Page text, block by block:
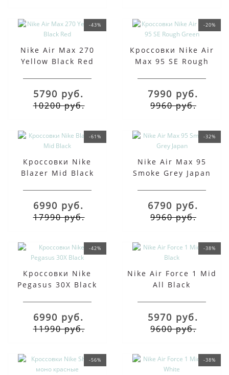
-43%
Nike Air Max 270
Yellow Black Red
5790 руб.
10200 руб.
-20%
Кроссовки Nike Air
Max 95 SE Rough
7990 руб.
9960 руб.
-61%
Кроссовки Nike
Blazer Mid Black
6990 руб.
17990 руб.
-32%
Nike Air Max 95
Smoke Grey Japan
6790 руб.
9960 руб.
-42%
Кроссовки Nike
Pegasus 30X Black
6990 руб.
11990 руб.
-38%
Nike Air Force 1 Mid
All Black
5970 руб.
9600 руб.
-56% -38%